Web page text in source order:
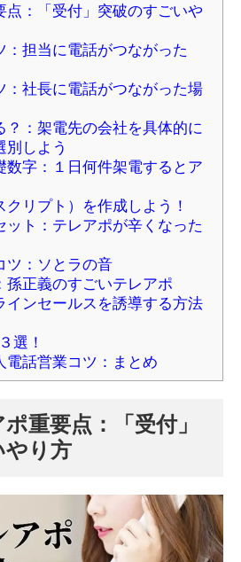
点：「受付」突破のすごいや
：担当に電話がつながった
：社長に電話がつながった場
？：架電先の会社を具体的に
別しよう
数字：１日何件架電するとア
リプト）を作成しよう！
ット：テレアポが辛くなった
ツ：ソとラの音
孫正義のすごいテレアポ
インセールスを誘導する方法
選！
電話営業コツ：まとめ
重要点：「受付」
やり方